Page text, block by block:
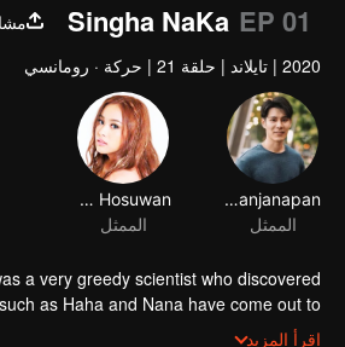
Singha NaKa EP 01
2020
| تايلاند | حلقة 21 | حركة · رومانسي
Chantana Kritkanjanapan
الممثل
Eisaya Hosuwan
الممثل
a very greedy scientist who discovered
as Haha and Nana have come out to
upon the love story. Make sure to make
اقرأ المزيد